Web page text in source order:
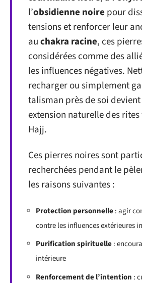
l’obsidienne noire pour
tensions et renforcer leur
auchakra racine, ces
considérées comme des
les influences négatives.
recharger ou simplement
talisman près de soi
extension naturelle des
Hajj.
Ces pierres noires sont
recherchées pendant le
les raisons suivantes :
Protection personnelle: agir
contre les influences extérieures
Purification spirituelle:
intérieure
Renforcement de l’intention :